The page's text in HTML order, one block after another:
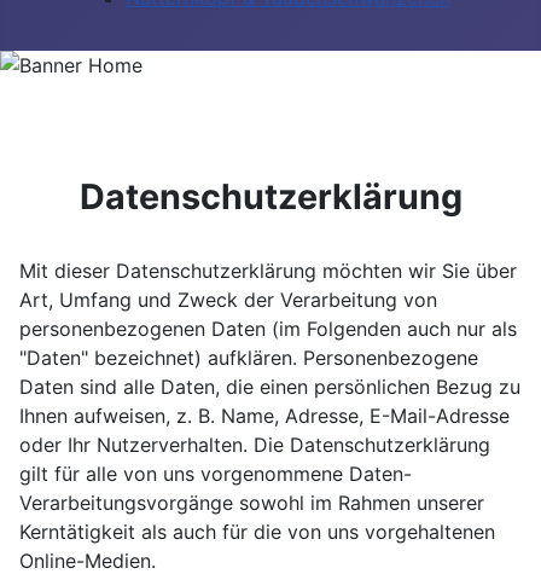
Datenschutzerklärung
Mit dieser Datenschutzerklärung möchten wir Sie über
Art, Umfang und Zweck der Verarbeitung von
personenbezogenen Daten (im Folgenden auch nur als
"Daten" bezeichnet) aufklären. Personenbezogene
Daten sind alle Daten, die einen persönlichen Bezug zu
Ihnen aufweisen, z. B. Name, Adresse, E-Mail-Adresse
oder Ihr Nutzerverhalten. Die Datenschutzerklärung
gilt für alle von uns vorgenommene Daten-
Verarbeitungsvorgänge sowohl im Rahmen unserer
Kerntätigkeit als auch für die von uns vorgehaltenen
Online-Medien.